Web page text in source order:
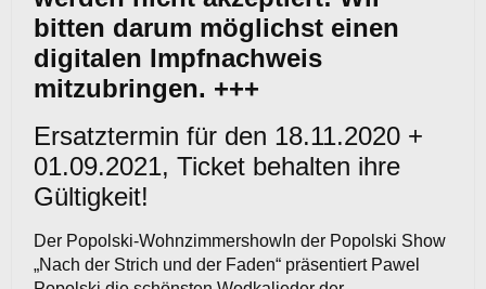
bitten darum möglichst einen
digitalen Impfnachweis
mitzubringen. +++
Ersatztermin für den 18.11.2020 +
01.09.2021, Ticket behalten ihre
Gültigkeit!
Der Popolski-WohnzimmershowIn der Popolski Show
„Nach der Strich und der Faden“ präsentiert Pawel